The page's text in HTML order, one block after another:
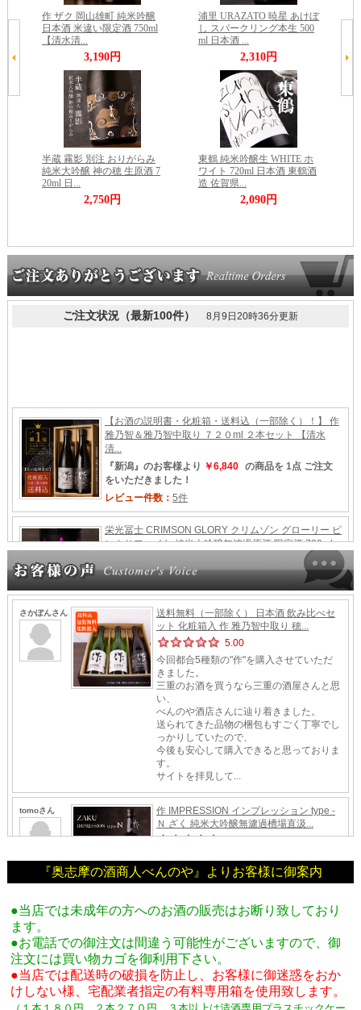
『奥志摩の酒商人べんのや』よりお客様に御案内
●当店では未成年の方へのお酒の販売はお断り致しており
ます。
●お電話での御注文は間違う可能性がございますので、御
注文には買い物カゴを御利用下さい。
●当店では配送時の破損を防止し、お客様に御迷惑をおか
けしない様、宅配業者指定の有料専用箱を使用致します。